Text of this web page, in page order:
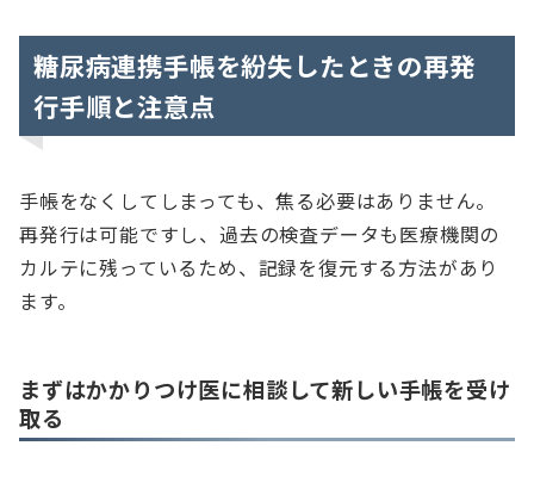
糖尿病連携手帳を紛失したときの再発
行手順と注意点
手帳をなくしてしまっても、焦る必要はありません。
再発行は可能ですし、過去の検査データも医療機関の
カルテに残っているため、記録を復元する方法があり
ます。
まずはかかりつけ医に相談して新しい手帳を受け
取る